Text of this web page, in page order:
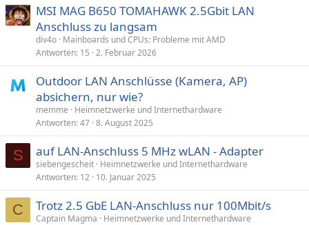
MSI MAG B650 TOMAHAWK 2.5Gbit LAN
Anschluss zu langsam
div4o Mainboards und CPUs: Probleme mit AMD
Antworten 15 2. Februar 2026
Outdoor LAN Anschlüsse (Kamera, AP)
absichern, nur wie?
memme
Heimnetzwerke und Internethardware
Antworten 47 8. August 2025
S auf LAN-Anschluss 5 MHz wLAN - Adapter
siebengescheit Heimnetzwerke und Internethardware
Antworten 12 10. Januar 2025
C Trotz 2.5 GbE LAN-Anschluss nur 100Mbit/s
Captain Magma
Heimnetzwerke und Internethardware